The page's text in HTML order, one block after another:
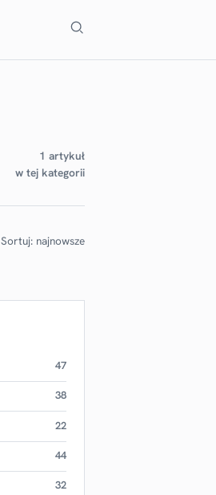
1 artykuł
w tej kategorii
Sortuj: najnowsze
47
38
22
44
32